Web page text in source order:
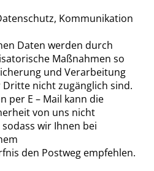
Kommunikation
Daten werden durch
Maßnahmen so
und Verarbeitung
nicht zugänglich sind.
per E – Mail kann die
von uns nicht
wir Ihnen bei
den Postweg empfehlen.